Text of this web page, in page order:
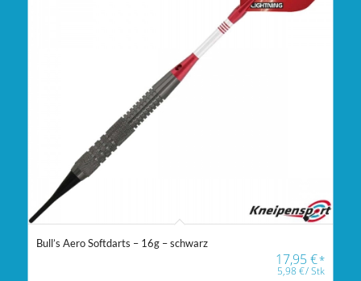
Bull’s Aero Softdarts – 16g – schwarz
17,95€*
5,98€/Stk